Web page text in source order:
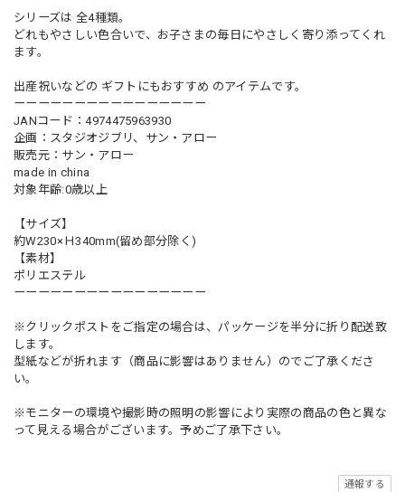
シリーズは 全4種類。
どれもやさしい色合いで、お子さまの毎日にやさしく寄り添ってくれ
ます。
出産祝いなどの ギフトにもおすすめ のアイテムです。
ーーーーーーーーーーーーーーーー
JANコード：4974475963930
企画：スタジオジブリ、サン・アロー
販売元：サン・アロー
made in china
対象年齢:0歳以上
【サイズ】
約W230×Ｈ340mm(留め部分除く)
【素材】
ポリエステル
ーーーーーーーーーーーーーーーー
※クリックポストをご指定の場合は、パッケージを半分に折り配送致
します。
型紙などが折れます（商品に影響はありません）のでご了承くださ
い。
※モニターの環境や撮影時の照明の影響により実際の商品の色と異な
って見える場合がございます。予めご了承下さい。
通報する